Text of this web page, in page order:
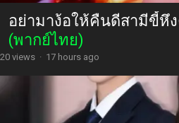
อย่ามาง้อให้คืนดีสามีขี้หึ
(พากย์ไทย)
20 views · 17 hours ago